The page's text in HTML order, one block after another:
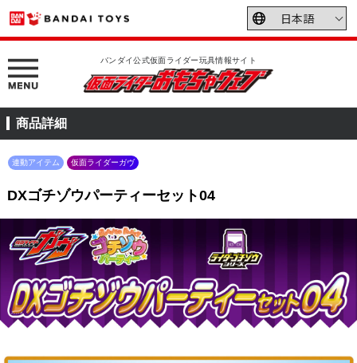
バンダイ公式仮面ライダー玩具情報サイト
商品詳細
連動アイテム 仮面ライダーガヴ
DXゴチゾウパーティーセット04